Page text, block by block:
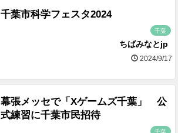
千葉市科学フェスタ2024
千葉
ちばみなとjp
2024/9/17
幕張メッセで「Xゲームズ千葉」 公
式練習に千葉市民招待
千葉